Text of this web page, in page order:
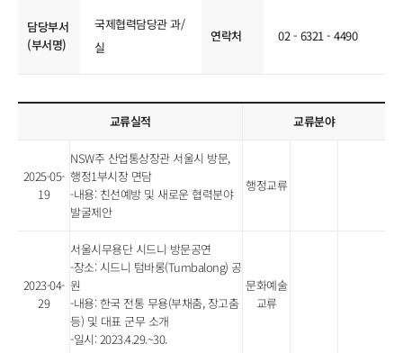
담당부서
(부서명)
국제협력담당관 과/
실
연락처 02 - 6321 - 4490
교류실적 교류분야
2025-05-
19
NSW주 산업통상장관 서울시 방문,
행정1부시장 면담
-내용: 친선예방 및 새로운 협력분야
발굴제안
행정교류
2023-04-
29
서울시무용단 시드니 방문공연
-장소: 시드니 텀바롱(Tumbalong) 공
원
-내용: 한국 전통 무용(부채춤, 장고춤
등) 및 대표 군무 소개
-일시: 2023.4.29.~30.
문화예술
교류